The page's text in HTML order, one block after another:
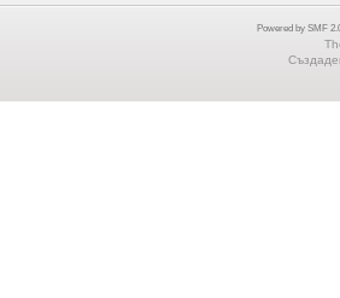
Powered by SMF